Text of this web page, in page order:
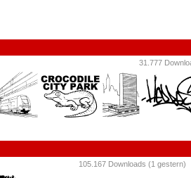
31.777
105.167 Downloads (1 gestern)